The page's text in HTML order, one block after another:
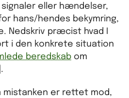
eller hændelser,
hans/hendes bekymring,
Nedskriv præcist hvad I
i den konkrete situation
beredskab om
mistanken er rettet mod,